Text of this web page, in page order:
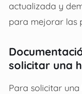
actualizada y
para mejorar las
solicitar una
Para solicitar